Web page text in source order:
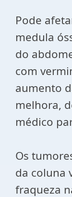
Pode
medula
do
com
aumento
melhora,
médico
Os
da coluna
fraqueza